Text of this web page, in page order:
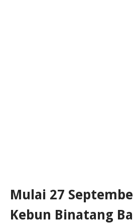
Mulai 27
Kebun Binatang